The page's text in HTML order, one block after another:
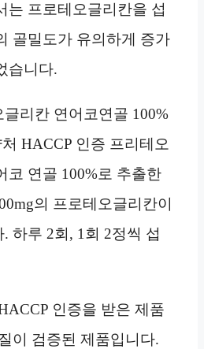
는 프로테오글리칸을 섭
골밀도가 유의하게 증가
습니다.
리칸 연어코연골 100%
HACCP 인증 프리테오
코 연골 100%로 추출한
의 프로테오글리칸이
하루 2회, 1회 2정씩 섭
인증을 받은 제품
이 검증된 제품입니다.